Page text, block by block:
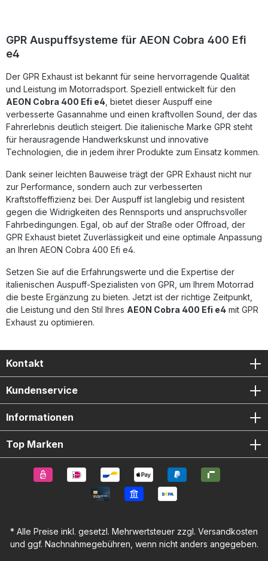
Verfahren. Für eine optimale Installation wird die Montage in
einer Fachwerkstatt empfohlen. Homologierte
Komplettanlage mit herausnehmbarem db Killer Spürbare
Sound und edles Design „Made in Italy“ Plug & Play –
einfache Montage ohne Anpassungsarbeiten Hohe
Qualitätsstandards durch DIN-zertifizierte Fertigung
Lieferumfang: GPR Deeptone Komplett-Auspuffanlage
Herausnehmbarer db Killer Fahrzeugspezifische
Halterungen Montagezubehör Montageempfehlung
GPR Auspuffsysteme für AEON Cobra 400 Efi
e4
Der GPR Exhaust ist bekannt für seine hervorragende Qualität
und Leistung im Motorradsport. Speziell entwickelt für den
AEON Cobra 400 Efi e4 , bietet dieser Auspuff eine
verbesserte Gasannahme und einen kraftvollen Sound, der das
Fahrerlebnis deutlich steigert. Die italienische Marke GPR steht
für herausragende Handwerkskunst und innovative
Technologien, die in jedem ihrer Produkte zum Einsatz kommen.
Dank seiner leichten Bauweise trägt der GPR Exhaust nicht nur
zur Performance, sondern auch zur verbesserten
Kraftstoffeffizienz bei. Der Auspuff ist langlebig und resistent
gegen die Widrigkeiten des Rennsports und anspruchsvoller
Fahrbedingungen. Egal, ob auf der Straße oder Offroad, der
GPR Exhaust bietet Zuverlässigkeit und eine optimale Anpassung
an Ihren AEON Cobra 400 Efi e4.
Setzen Sie auf die Erfahrungswerte und die Expertise der
italienischen Auspuff-Spezialisten von GPR, um Ihrem Motorrad
die beste Ergänzung zu bieten. Jetzt ist der richtige Zeitpunkt,
die Leistung und den Stil Ihres AEON Cobra 400 Efi e4 mit GPR
Exhaust zu optimieren.
Kontakt
Kundenservice
Informationen
Top Marken
* Alle Preise inkl. gesetzl. Mehrwertsteuer zzgl. Versandkosten
und ggf. Nachnahmegebühren, wenn nicht anders angegeben.